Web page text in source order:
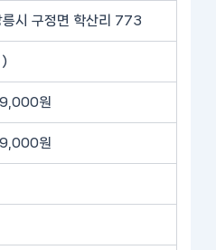
릉시 구정면 학산리 773
원
원